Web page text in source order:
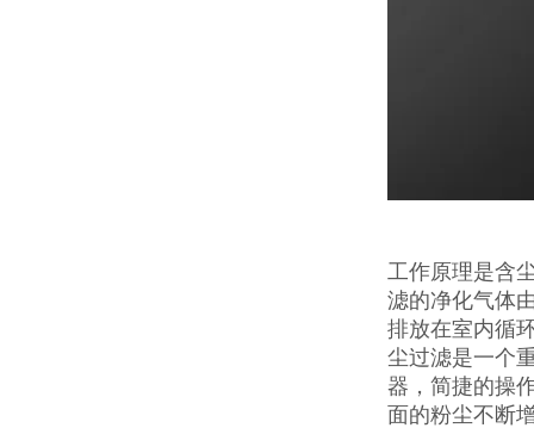
工作原理是含
滤的净化气体
排放在室内循
尘过滤是一个
器，简捷的操
面的粉尘不断